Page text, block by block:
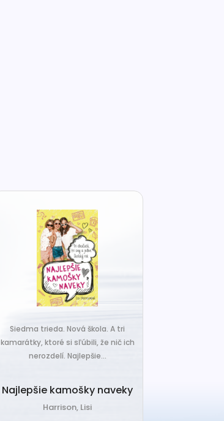
Siedma trieda. Nová škola. A tri
kamarátky, ktoré si sľúbili, že nič ich
nerozdelí. Najlepšie...
Najlepšie kamošky naveky
Harrison, Lisi